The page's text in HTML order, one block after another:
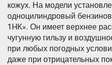
кожух. На модели
одноцилиндровый
1HK». Он имеет верхнее
чугунную гильзу и
при любых погодных
даже при отрицательных